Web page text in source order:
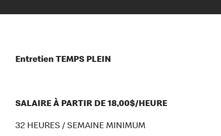
Entretien TEMPS PLEIN
SALAIRE À PARTIR DE 18,00$/HEURE
32 HEURES / SEMAINE MINIMUM